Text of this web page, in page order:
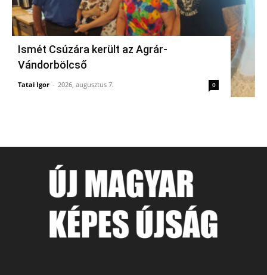
Ismét Csúzára került az Agrár-
Vándorbölcső
Tatai Igor - 2026, augusztus 7. 0